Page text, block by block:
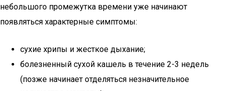
небольшого промежутка времени уже начинают
появляться характерные симптомы:
сухие хрипы и жесткое дыхание;
болезненный сухой кашель в течение 2-3 недель
(позже начинает отделяться незначительное